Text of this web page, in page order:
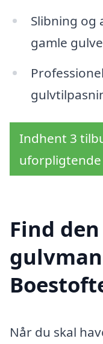
Slibning og
gamle gulve
Indhent 3
uforpligtende
Find
Når du skal